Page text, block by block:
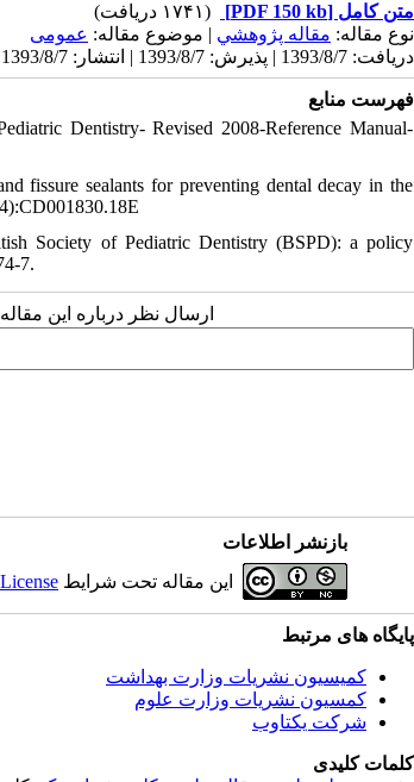
متن کامل [PDF 150 kb]
(۱۷۴۱ دریافت)
نوع مقاله: مقاله پژوهشي | موضوع مقاله: عمومى
دریافت: 1393/8/7 | پذیرش: 1393/8/7 | انتشار: 1393/8/7
فهرست منابع
Dentistry- Revised 2008-Reference Manual-
fissure sealants for preventing dental decay in the
Society of Pediatric Dentistry (BSPD): a policy
7.
ارسال نظر درباره این
بازنشر اطلاعات
این مقاله تحت شرایط
پایگاه های مرتبط
کمیسیون نشریات وزارت بهداشت
کمسیون نشریات وزارت علوم
شرکت یکتاوب
کلمات کلیدی